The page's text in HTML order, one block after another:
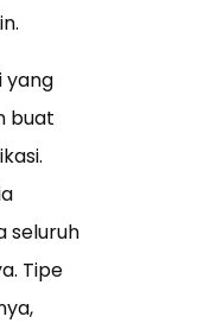
yang
buat
seluruh
Tipe